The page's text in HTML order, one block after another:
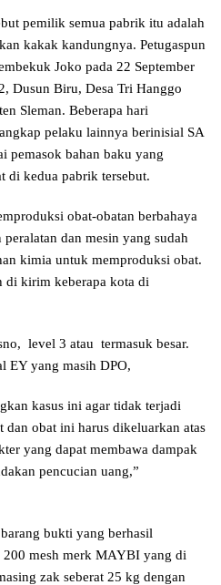
pemilik semua pabrik itu adalah
kakak kandungnya. Petugaspun
Joko pada 22 September
Dusun Biru, Desa Tri Hanggo
Sleman. Beberapa hari
pelaku lainnya berinisial SA
pemasok bahan baku yang
di kedua pabrik tersebut.
obat-obatan berbahaya
dan mesin yang sudah
kimia untuk memproduksi obat.
di kirim keberapa kota di
level 3 atau termasuk besar.
EY yang masih DPO,
kasus ini agar tidak terjadi
dan obat ini harus dikeluarkan atas
yang dapat membawa dampak
pencucian uang,”
bukti yang berhasil
200 mesh merk MAYBI yang di
zak seberat 25 kg dengan